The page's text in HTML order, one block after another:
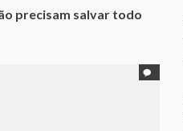
precisam salvar todo